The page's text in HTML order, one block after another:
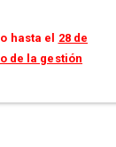
hasta el 28 de
de la gestión